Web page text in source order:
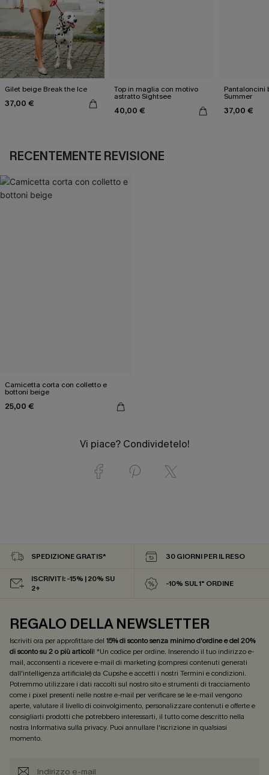
Gilet beige Break the Ice
37,00 €
Top in maglia con motivo
astratto Sightsee
40,00 €
Pantaloncini
Summer
37,00 €
RECENTEMENTE REVISIONE
Camicetta corta con colletto e
bottoni beige
25,00 €
Vi piace? Condividetelo!
SPEDIZIONE GRATIS* 30 GIORNI PER IL RESO
ISCRIVITI: -15% | 20% SU
2+
-10% SUL 1° ORDINE
REGALO DELLA NEWSLETTER
Iscriviti ora per approfittare del 15% di sconto senza minimo d'ordine e del 20%
di sconto su 2 o più articoli! *Un codice per ordine. Inserendo il tuo indirizzo e-
mail, acconsenti a ricevere e-mail di marketing (compresi contenuti generati
dall'intelligenza artificiale) da Cupshe e accetti i nostri Termini e condizioni.
Potremmo utilizzare i dati raccolti sul nostro sito e strumenti di tracciamento
come i pixel presenti nelle nostre e-mail per verificare se le e-mail vengono
aperte, valutare il livello di coinvolgimento, personalizzare contenuti e offerte e
consigliarti prodotti che potrebbero interessarti, il tutto come descritto nella
nostra Informativa sulla privacy. Puoi annullare l'iscrizione in qualsiasi
momento.